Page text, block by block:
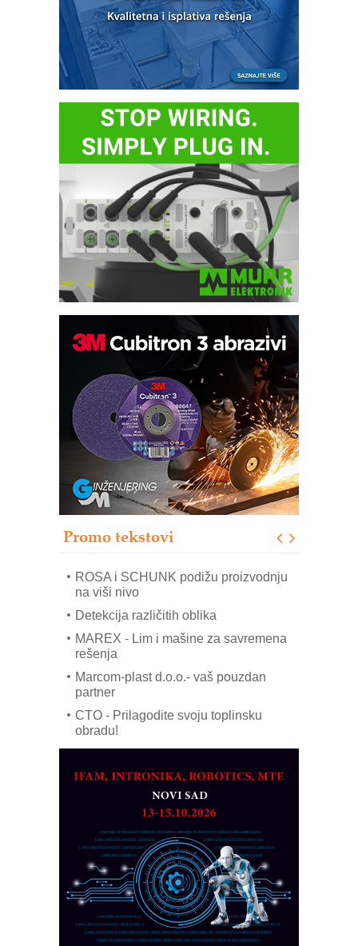
Promo tekstovi
Bezbednost na prvom mestu!
IB BLUMENAUER - više od 40 godina
poverenja u industriji
COMBYPACK
RMQ-TITAN ADVANCED INDICATOR
– Pametna signalizacija za efikasnije
upravljanje mašinama
Sigurnije ispitivanje transformatora u
solarnim elektranama i vetroparkovima
ROSA i SCHUNK podižu proizvodnju
na viši nivo
Detekcija različitih oblika
MAREX - Lim i mašine za savremena
rešenja
Marcom-plast d.o.o.- vaš pouzdan
partner
CTO - Prilagodite svoju toplinsku
obradu!
PLC AKYTEC
AUKOM: Svetski standard metrologije
dostupan u Srbiji
MOTOMAN – NEXT-Robotika vođena
veštačkom inteligencijom
I.SAFE MOBILE revolucioniše
industrijsku automatizaciju
pionirskimmobile operator PANEL-OM
Fleksibilno stezanje i brzo
podešavanje u proizvodnji prototipova